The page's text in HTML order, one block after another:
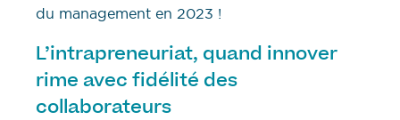
du management en 2023 !
L’intrapreneuriat, quand innover
rime avec fidélité des
collaborateurs